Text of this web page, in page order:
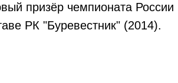
призёр чемпионата России
РК "Буревестник" (2014).